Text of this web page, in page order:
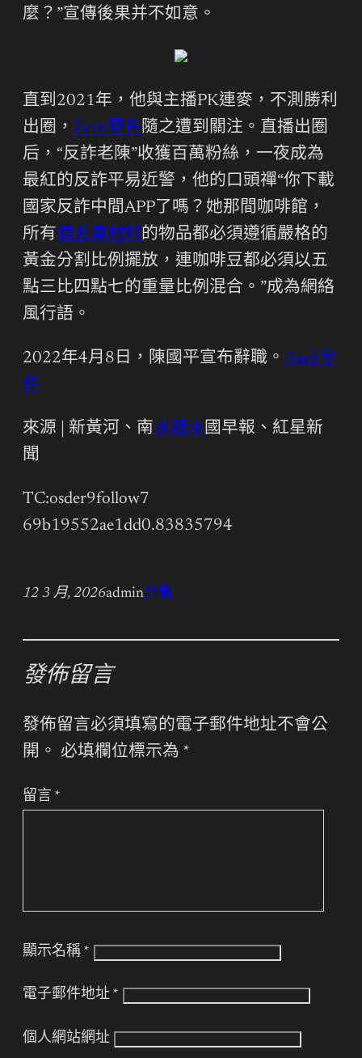
麼？”宣傳後果并不如意。
直到2021年，他與主播PK連麥，不測勝利
出圈， Benz零件隨之遭到關注。直播出圈
后，“反詐老陳”收獲百萬粉絲，一夜成為
最紅的反詐平易近警，他的口頭禪“你下載
國家反詐中間APP了嗎？她那間咖啡館，
所有德系車材料的物品都必須遵循嚴格的
黃金分割比例擺放，連咖啡豆都必須以五
點三比四點七的重量比例混合。”成為網絡
風行語。
2022年4月8日，陳國平宣布辭職。 Audi零
件
來源 | 新黃河、南水箱水國早報、紅星新
聞
TC:osder9follow7
69b19552ae1dd0.83835794
12 3 月, 2026admin分數
發佈留言
發佈留言必須填寫的電子郵件地址不會公
開。 必填欄位標示為 *
留言 *
顯示名稱 *
電子郵件地址 *
個人網站網址